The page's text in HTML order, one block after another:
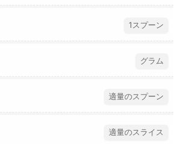
1スプーン
グラム
適量のスプーン
適量のスライス